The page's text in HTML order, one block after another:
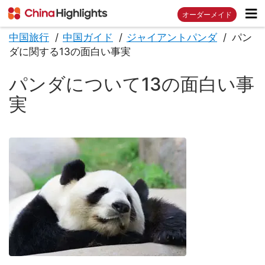
オーダーメイド
中国旅行 中国ガイド ジャイアントパンダ
パン
ダに関する13の面白い事実
パンダについて13の面白い事
実